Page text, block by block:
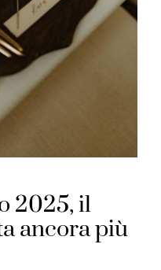
2025, il
ancora più